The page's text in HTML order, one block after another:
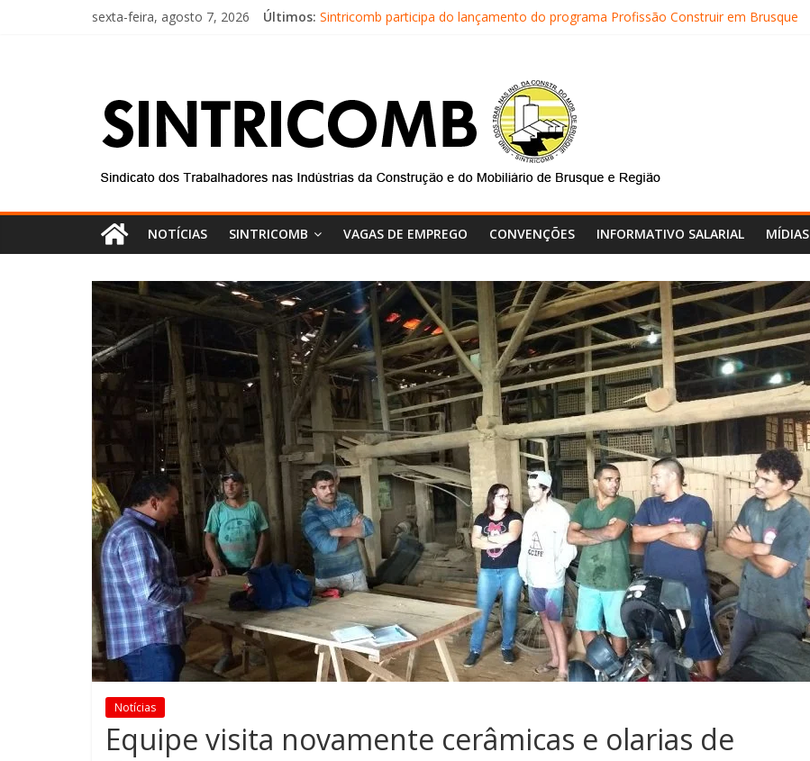
sexta-feira, agosto 7, 2026 Últimos: Sintricomb participa do lançamento do programa Profissão Construir em Brusque
Diretores do SINTRICOMB são eleitos para a direção da Nova Central Sindical de SC
Equipe do Sintricomb faz reunião de avaliação dos atendimentos
NOTÍCIAS SINTRICOMB VAGAS DE EMPREGO CONVENÇÕES INFORMATIVO SALARIAL MÍDIAS
Notícias
Equipe visita novamente cerâmicas e olarias de